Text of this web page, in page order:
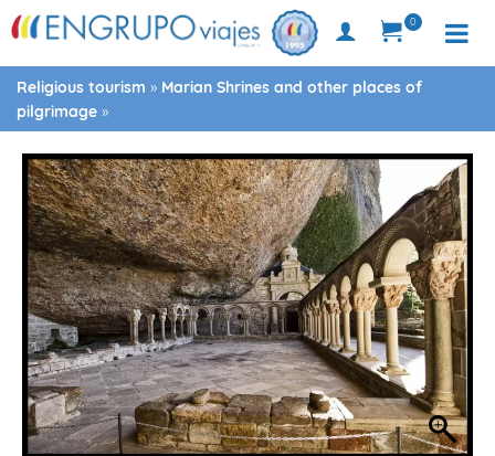
0
Religious tourism » Marian Shrines and other places of
pilgrimage »